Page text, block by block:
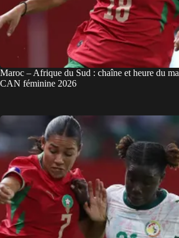
Maroc – Afrique du Sud : chaîne et heure du
CAN féminine 2026